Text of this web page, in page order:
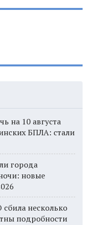
на 10 августа
БПЛА: стали
города
новые
несколько
подробности